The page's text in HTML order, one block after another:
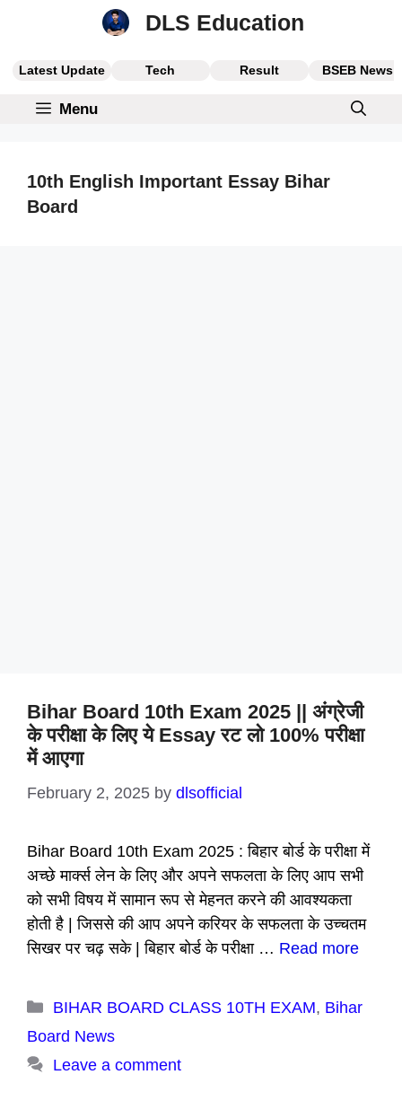
DLS Education
Latest Update Tech Result BSEB News
Menu
10th English Important Essay Bihar
Board
Bihar Board 10th Exam 2025 || अंग्रेजी
के परीक्षा के लिए ये Essay रट लो 100% परीक्षा
में आएगा
February 2, 2025 by dlsofficial
Bihar Board 10th Exam 2025 : बिहार बोर्ड के परीक्षा में
अच्छे मार्क्स लेन के लिए और अपने सफलता के लिए आप सभी
को सभी विषय में सामान रूप से मेहनत करने की आवश्यकता
होती है | जिससे की आप अपने करियर के सफलता के उच्चतम
सिखर पर चढ़ सके | बिहार बोर्ड के परीक्षा … Read more
Categories
BIHAR BOARD CLASS 10TH EXAM, Bihar
Board News
Leave a comment